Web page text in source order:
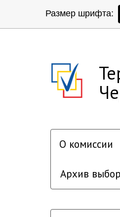
Размер шрифта:
О комиссии
Архив